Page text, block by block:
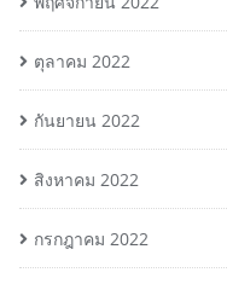
ตุลาคม 2022
กันยายน 2022
สิงหาคม 2022
กรกฎาคม 2022